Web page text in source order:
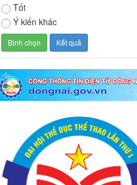
Tốt
Ý kiến khác